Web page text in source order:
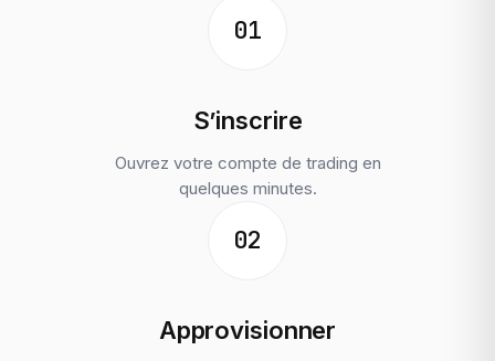
01
S’inscrire
Ouvrez votre compte de trading en
quelques minutes.
02
Approvisionner